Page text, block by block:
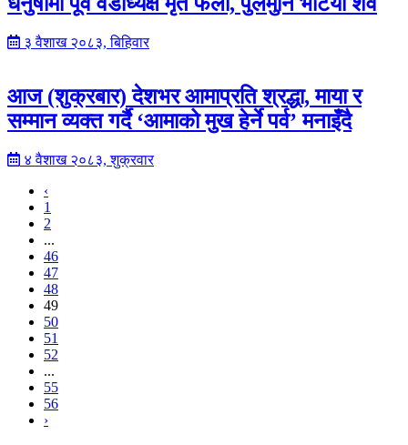
३ वैशाख २०८३, बिहिवार
आज (शुक्रबार) देशभर आमाप्रति श्रद्धा, माया र
सम्मान व्यक्त गर्दै ‘आमाको मुख हेर्ने पर्व’ मनाइँदै
४ वैशाख २०८३, शुक्रवार
‹
1
2
...
46
47
48
49
50
51
52
...
55
56
›